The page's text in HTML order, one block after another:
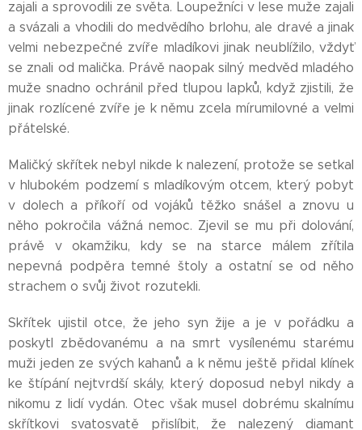
zajali a sprovodili ze světa. Loupežníci v lese muže zajali
a svázali a vhodili do medvědího brlohu, ale dravé a jinak
velmi nebezpečné zvíře mladíkovi jinak neublížilo, vždyť
se znali od malička. Právě naopak silný medvěd mladého
muže snadno ochránil před tlupou lapků, když zjistili, že
jinak rozlícené zvíře je k němu zcela mírumilovné a velmi
přátelské.
Maličký skřítek nebyl nikde k nalezení, protože se setkal
v hlubokém podzemí s mladíkovým otcem, který pobyt
v dolech a příkoří od vojáků těžko snášel a znovu u
něho pokročila vážná nemoc. Zjevil se mu při dolování,
právě v okamžiku, kdy se na starce málem zřítila
nepevná podpěra temné štoly a ostatní se od něho
strachem o svůj život rozutekli.
Skřítek ujistil otce, že jeho syn žije a je v pořádku a
poskytl zbědovanému a na smrt vysílenému starému
muži jeden ze svých kahanů a k němu ještě přidal klínek
ke štípání nejtvrdší skály, který doposud nebyl nikdy a
nikomu z lidí vydán. Otec však musel dobrému skalnímu
skřítkovi svatosvatě přislíbit, že nalezený diamant